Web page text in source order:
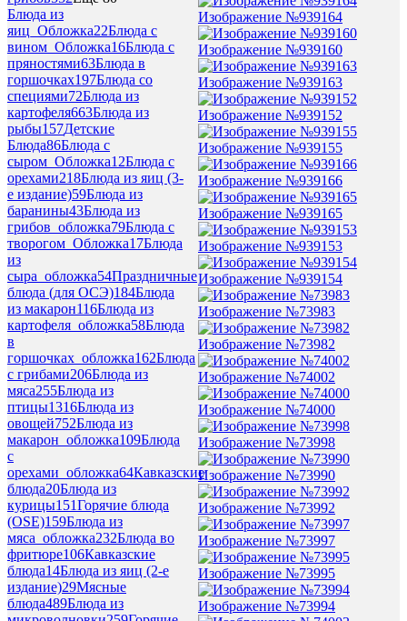
Блюда из
яиц_Обложка22Блюда с
вином_Обложка16Блюда с
пряностями63Блюда в
горшочках197Блюда со
специями72Блюда из
картофеля663Блюда из
рыбы157Детские
Блюда86Блюда с
сыром_Обложка12Блюда с
орехами218Блюда из яиц (3-
е издание)59Блюда из
баранины43Блюда из
грибов_обложка79Блюда с
творогом_Обложка17Блюда
из
сыра_обложка54Праздничные
блюда (для ОСЭ)184Блюда
из макарон116Блюда из
картофеля_обложка58Блюда
в
горшочках_обложка162Блюда
с грибами206Блюда из
мяса255Блюда из
птицы1316Блюда из
овощей752Блюда из
макарон_обложка109Блюда
с
орехами_обложка64Кавказские
блюда20Блюда из
курицы151Горячие блюда
(OSE)159Блюда из
мяса_обложка232Блюда во
фритюре106Кавказские
блюда14Блюда из яиц (2-е
издание)29Мясные
блюда489Блюда из
Изображение №939164
Изображение №939160
Изображение №939163
Изображение №939152
Изображение №939155
Изображение №939166
Изображение №939165
Изображение №939153
Изображение №939154
Изображение №73983
Изображение №73982
Изображение №74002
Изображение №74000
Изображение №73998
Изображение №73990
Изображение №73992
Изображение №73997
Изображение №73995
Изображение №73994